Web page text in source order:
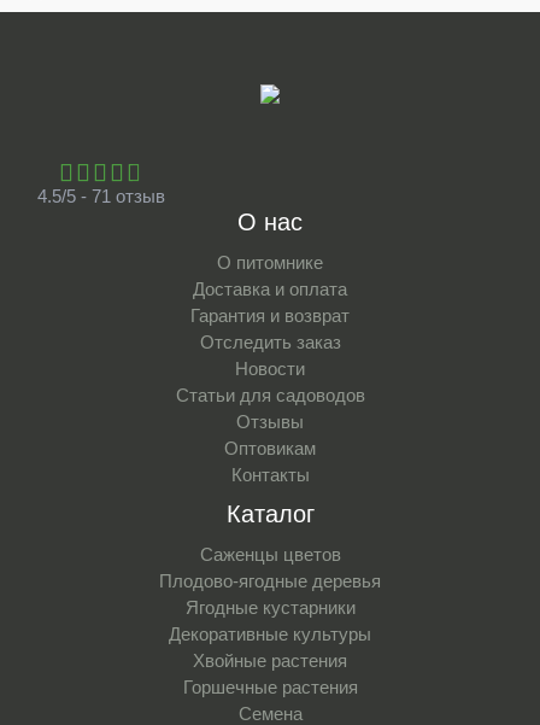
4.5/5 - 71 отзыв
О нас
О питомнике
Доставка и оплата
Гарантия и возврат
Отследить заказ
Новости
Статьи для садоводов
Отзывы
Оптовикам
Контакты
Каталог
Саженцы цветов
Плодово-ягодные деревья
Ягодные кустарники
Декоративные культуры
Хвойные растения
Горшечные растения
Семена